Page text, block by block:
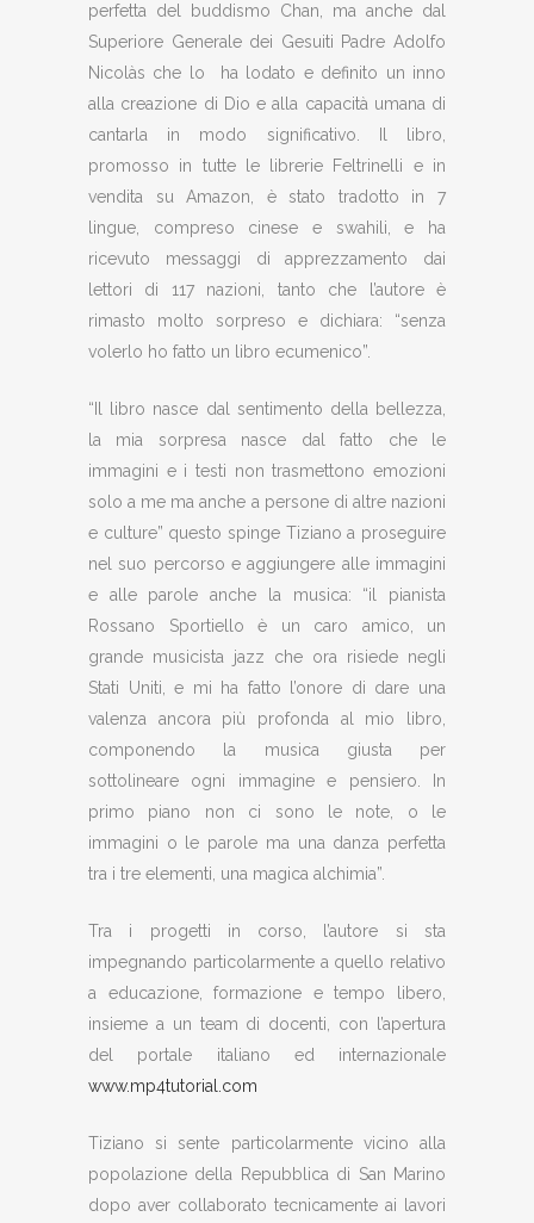
perfetta del buddismo Chan, ma anche dal
Superiore Generale dei Gesuiti Padre Adolfo
Nicolàs che lo ha lodato e definito un inno
alla creazione di Dio e alla capacità umana di
cantarla in modo significativo. Il libro,
promosso in tutte le librerie Feltrinelli e in
vendita su Amazon, è stato tradotto in 7
lingue, compreso cinese e swahili, e ha
ricevuto messaggi di apprezzamento dai
lettori di 117 nazioni, tanto che l’autore è
rimasto molto sorpreso e dichiara: “senza
volerlo ho fatto un libro ecumenico”.
“Il libro nasce dal sentimento della bellezza,
la mia sorpresa nasce dal fatto che le
immagini e i testi non trasmettono emozioni
solo a me ma anche a persone di altre nazioni
e culture” questo spinge Tiziano a proseguire
nel suo percorso e aggiungere alle immagini
e alle parole anche la musica: “il pianista
Rossano Sportiello è un caro amico, un
grande musicista jazz che ora risiede negli
Stati Uniti, e mi ha fatto l’onore di dare una
valenza ancora più profonda al mio libro,
componendo la musica giusta per
sottolineare ogni immagine e pensiero. In
primo piano non ci sono le note, o le
immagini o le parole ma una danza perfetta
tra i tre elementi, una magica alchimia”.
Tra i progetti in corso, l’autore si sta
impegnando particolarmente a quello relativo
a educazione, formazione e tempo libero,
insieme a un team di docenti, con l’apertura
del portale italiano ed internazionale
www.mp4tutorial.com
Tiziano si sente particolarmente vicino alla
popolazione della Repubblica di San Marino
dopo aver collaborato tecnicamente ai lavori